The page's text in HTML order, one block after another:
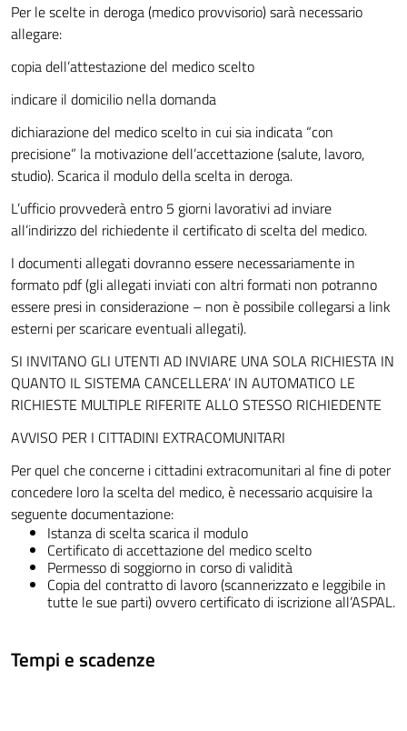
Per le scelte in deroga (medico provvisorio) sarà necessario
allegare:
copia dell’attestazione del medico scelto
indicare il domicilio nella domanda
dichiarazione del medico scelto in cui sia indicata “con
precisione” la motivazione dell’accettazione (salute, lavoro,
studio). Scarica il modulo della scelta in deroga.
L’ufficio provvederà entro 5 giorni lavorativi ad inviare
all’indirizzo del richiedente il certificato di scelta del medico.
I documenti allegati dovranno essere necessariamente in
formato pdf (gli allegati inviati con altri formati non potranno
essere presi in considerazione – non è possibile collegarsi a link
esterni per scaricare eventuali allegati).
SI INVITANO GLI UTENTI AD INVIARE UNA SOLA RICHIESTA IN
QUANTO IL SISTEMA CANCELLERA’ IN AUTOMATICO LE
RICHIESTE MULTIPLE RIFERITE ALLO STESSO RICHIEDENTE
AVVISO PER I CITTADINI EXTRACOMUNITARI
Per quel che concerne i cittadini extracomunitari al fine di poter
concedere loro la scelta del medico, è necessario acquisire la
seguente documentazione:
Istanza di scelta scarica il modulo
Certificato di accettazione del medico scelto
Permesso di soggiorno in corso di validità
Copia del contratto di lavoro (scannerizzato e leggibile in
tutte le sue parti) ovvero certificato di iscrizione all’ASPAL.
Tempi e scadenze